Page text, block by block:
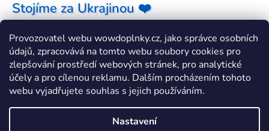
Provozovatel webu wowdoplnky.cz, jako správce osobních
údajů, zpracovává na tomto webu soubory cookies pro
zlepšování prostředí webových stránek, pro analytické
účely a pro cílenou reklamu. Dalším procházením tohoto
webu vyjadřujete souhlas s jejich používáním.
Nastavení
Stojíme za Ukrajinou ❤️
Jak a čím pomoci »